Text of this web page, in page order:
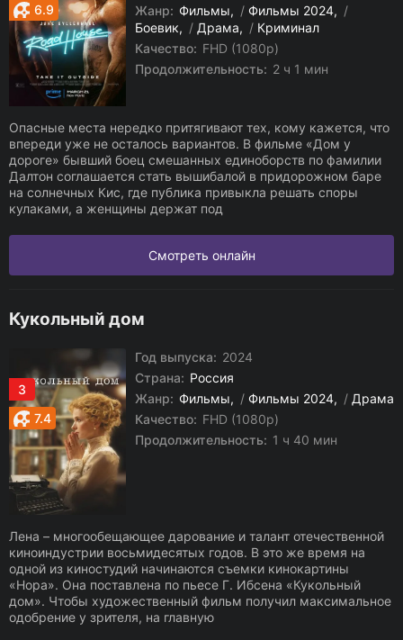
6.9
Жанр: Фильмы / Фильмы 2024
/
Боевик
/ Драма / Криминал
Качество: FHD (1080p)
Продолжительность: 2 ч 1 мин
Опасные места нередко притягивают тех, кому кажется, что
впереди уже не осталось вариантов. В фильме «Дом у
дороге» бывший боец смешанных единоборств по фамилии
Далтон соглашается стать вышибалой в придорожном баре
на солнечных Кис, где публика привыкла решать споры
кулаками, а женщины держат под
Смотреть онлайн
Кукольный дом
3
7.4
Год выпуска: 2024
Страна: Россия
Жанр: Фильмы / Фильмы 2024 / Драма
Качество: FHD (1080p)
Продолжительность: 1 ч 40 мин
Лена – многообещающее дарование и талант отечественной
киноиндустрии восьмидесятых годов. В это же время на
одной из киностудий начинаются съемки кинокартины
«Нора». Она поставлена по пьесе Г. Ибсена «Кукольный
дом». Чтобы художественный фильм получил максимальное
одобрение у зрителя, на главную